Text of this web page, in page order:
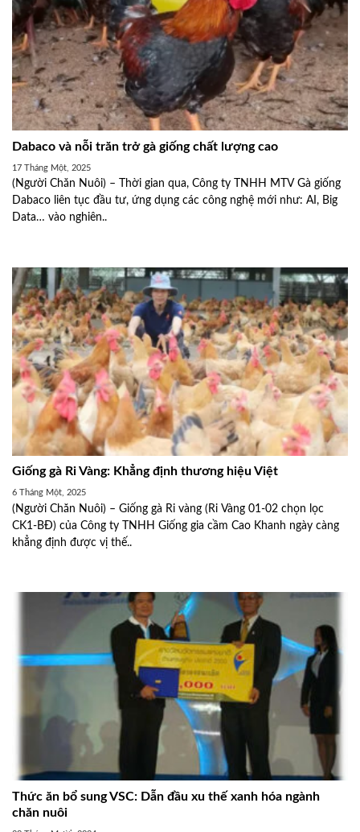
Dabaco và nỗi trăn trở gà giống chất lượng cao
17 Tháng Một, 2025
(Người Chăn Nuôi) – Thời gian qua, Công ty TNHH MTV Gà giống
Dabaco liên tục đầu tư, ứng dụng các công nghệ mới như: AI, Big
Data… vào nghiên..
Giống gà Ri Vàng: Khẳng định thương hiệu Việt
6 Tháng Một, 2025
(Người Chăn Nuôi) – Giống gà Ri vàng (Ri Vàng 01-02 chọn lọc
CK1-BĐ) của Công ty TNHH Giống gia cầm Cao Khanh ngày càng
khẳng định được vị thế..
Thức ăn bổ sung VSC: Dẫn đầu xu thế xanh hóa ngành
chăn nuôi